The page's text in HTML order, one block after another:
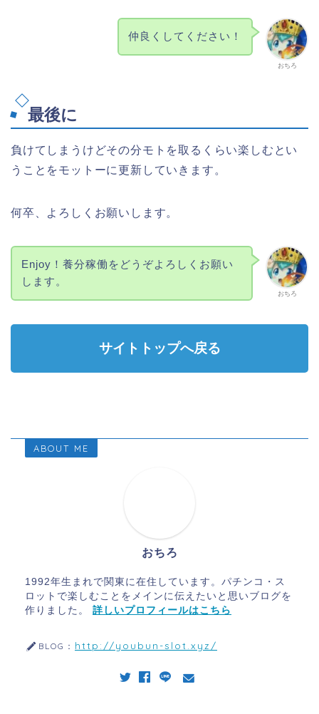
おちろ
仲良くしてください！
最後に
負けてしまうけどその分モトを取るくらい楽しむとい
うことをモットーに更新していきます。
何卒、よろしくお願いします。
おちろ
Enjoy！養分稼働をどうぞよろしくお願い
します。
サイトトップへ戻る
ABOUT ME
おちろ
1992年生まれで関東に在住しています。パチンコ・ス
ロットで楽しむことをメインに伝えたいと思いブログを
作りました。 詳しいプロフィールはこちら
BLOG： http://youbun-slot.xyz/